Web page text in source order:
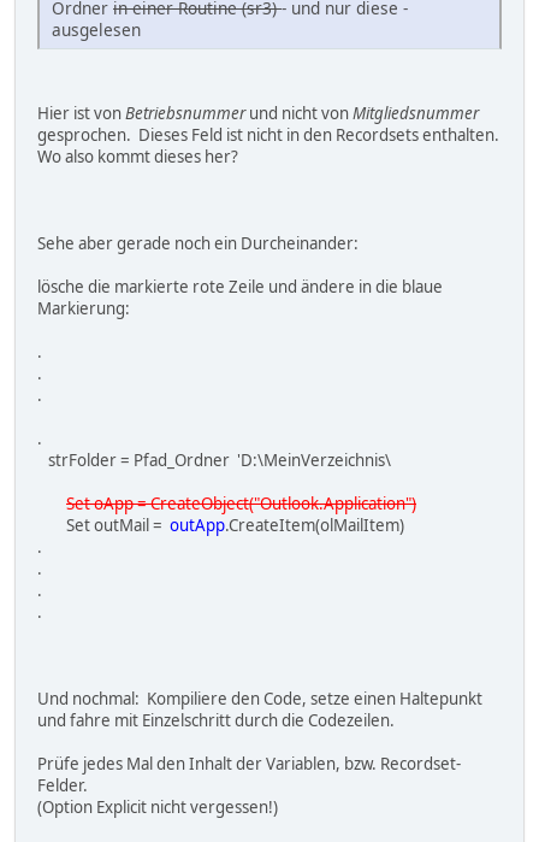
Ordner in einer Routine (sr3)- und nur diese -
ausgelesen
Hier ist vonBetriebsnummerund nicht vonMitgliedsnummer
gesprochen. Dieses Feld ist nicht in den Recordsets enthalten.
Wo also kommt dieses her?
Sehe aber gerade noch ein Durcheinander:
lösche die markierte rote Zeile und ändere in die blaue
Markierung:
.
.
.
.
strFolder = Pfad_Ordner 'D:\MeinVerzeichnis\
Set oApp = CreateObject("Outlook.Application")
Set outMail = outApp.CreateItem(olMailItem)
.
.
.
.
Und nochmal: Kompiliere den Code, setze einen Haltepunkt
und fahre mit Einzelschritt durch die Codezeilen.
Prüfe jedes Mal den Inhalt der Variablen, bzw. Recordset-
Felder.
(Option Explicit nicht vergessen!)